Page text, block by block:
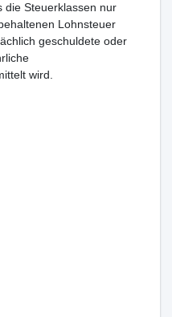
die Steuerklassen nur
Lohnsteuer
geschuldete oder
wird.